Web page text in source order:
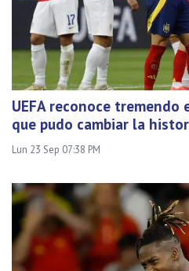
UEFA reconoce tremendo
que pudo cambiar la
Lun 23 Sep 07:38 PM